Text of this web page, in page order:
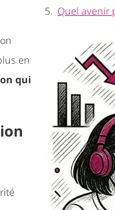
en
qui
Quel avenir